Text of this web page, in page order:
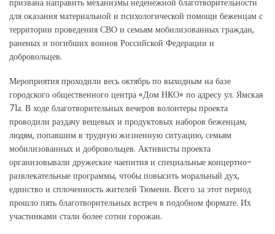
призвана направить механизмы неденежной благотворительности
для оказания материальной и психологической помощи беженцам с
территории проведения СВО и семьям мобилизованных граждан,
раненых и погибших воинов Российской Федерации и
добровольцев.
Мероприятия проходили весь октябрь по выходным на базе
городского общественного центра «Дом НКО» по адресу ул. Ямская
71а. В ходе благотворительных вечеров волонтеры проекта
проводили раздачу вещевых и продуктовых наборов беженцам,
людям, попавшим в трудную жизненную ситуацию, семьям
мобилизованных и добровольцев. Активисты проекта
организовывали дружеские чаепития и специальные концертно-
развлекательные программы, чтобы повысить моральный дух,
единство и сплоченность жителей Тюмени. Всего за этот период
прошло пять благотворительных встреч в подобном формате. Их
участниками стали более сотни горожан.